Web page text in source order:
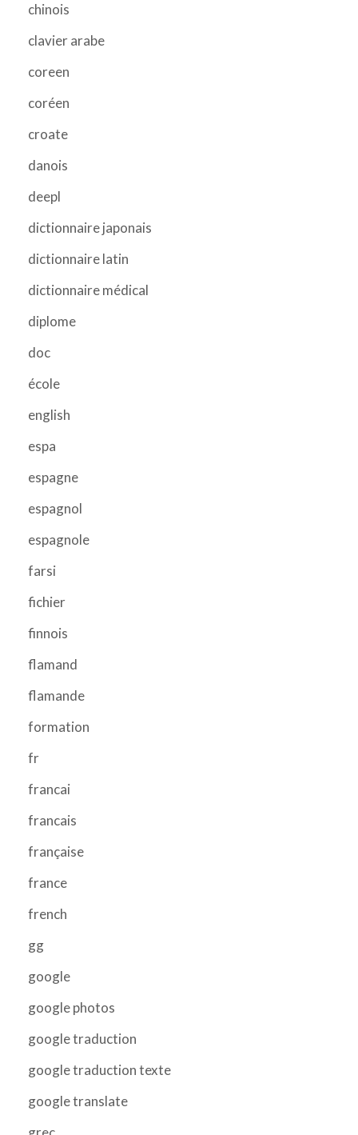
chinois
clavier arabe
coreen
coréen
croate
danois
deepl
dictionnaire japonais
dictionnaire latin
dictionnaire médical
diplome
doc
école
english
espa
espagne
espagnol
espagnole
farsi
fichier
finnois
flamand
flamande
formation
fr
francai
francais
française
france
french
gg
google
google photos
google traduction
google traduction texte
google translate